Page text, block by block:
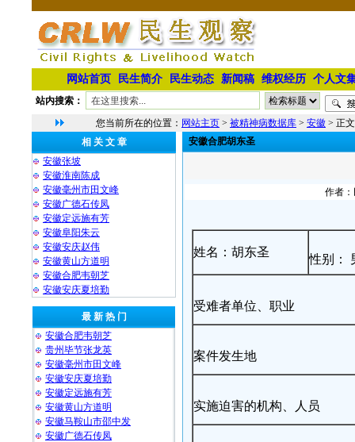
网站首页 民生简介 民生动态 新闻稿 维权经历 个人文
站内搜索：
您当前所在的位置： 网站主页 > 被精神病数据库 > 安徽 > 正文
相 关 文 章
安徽张坡
安徽淮南陈成
安徽毫州市田文峰
安徽广德石传凤
安徽定远施有芳
安徽阜阳朱云
安徽安庆赵伟
安徽黄山方道明
安徽合肥韦朝芝
安徽安庆夏培勤
最 新 热 门
安徽合肥韦朝芝
贵州毕节张龙英
安徽毫州市田文峰
安徽安庆夏培勤
安徽定远施有芳
安徽黄山方道明
安徽马鞍山市邵中发
安徽广德石传凤
安徽合肥胡东圣
作者：
姓名：胡东圣
性别：
受难者单位、职业
案件发生地
实施迫害的机构、人员